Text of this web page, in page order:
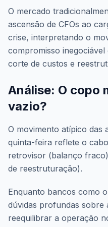
O mercado
ascensão de CFOs ao
crise, interpretando o
compromisso
corte de custos e
Análise: O copo
vazio?
O movimento atípico das
quinta-feira reflete o
retrovisor (balanço
de reestruturação).
Enquanto bancos como
dúvidas profundas sobre
reequilibrar a operação